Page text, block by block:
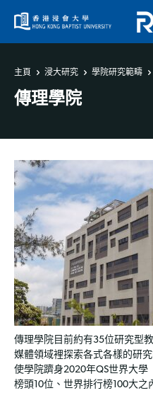
主頁 浸大研究 學院研究範疇
傳理學院
傳理學院目前約有35位研究型
媒體領域裡探索各式各樣的研
使學院躋身2020年QS世界大
榜頭10位、世界排行榜100大